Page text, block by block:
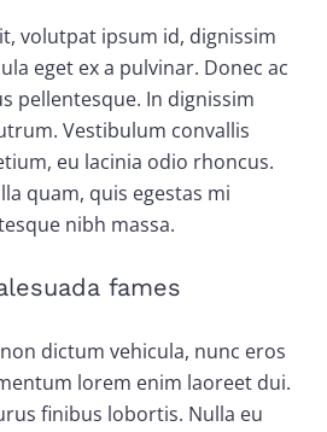
volutpat ipsum id, dignissim
eget ex a pulvinar. Donec ac
pellentesque. In dignissim
Vestibulum convallis
eu lacinia odio rhoncus.
quam, quis egestas mi
nibh massa.
fames
dictum vehicula, nunc eros
lorem enim laoreet dui.
finibus lobortis. Nulla eu